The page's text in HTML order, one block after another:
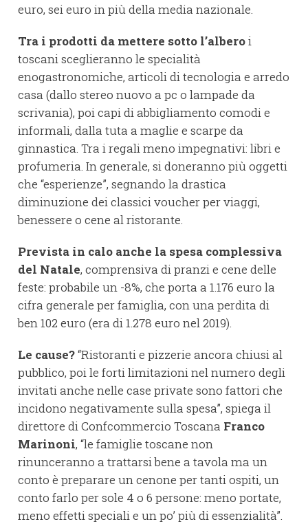
euro, sei euro in più della media nazionale.
Tra i prodotti da mettere sotto l’alberoi
toscani sceglieranno le specialità
enogastronomiche, articoli di tecnologia e arredo
casa (dallo stereo nuovo a pc o lampade da
scrivania), poi capi di abbigliamento comodi e
informali, dalla tuta a maglie e scarpe da
ginnastica. Tra i regali meno impegnativi: libri e
profumeria. In generale, si doneranno più oggetti
che “esperienze”, segnando la drastica
diminuzione dei classici voucher per viaggi,
benessere o cene al ristorante.
Prevista in calo anche la spesa complessiva
del Natale, comprensiva di pranzi e cene delle
feste: probabile un -8%, che porta a 1.176 euro la
cifra generale per famiglia, con una perdita di
ben 102 euro (era di 1.278 euro nel 2019).
Le cause?“Ristoranti e pizzerie ancora chiusi al
pubblico, poi le forti limitazioni nel numero degli
invitati anche nelle case private sono fattori che
incidono negativamente sulla spesa”, spiega il
direttore di Confcommercio Toscana Franco
Marinoni, “le famiglie toscane non
rinunceranno a trattarsi bene a tavola ma un
conto è preparare un cenone per tanti ospiti, un
conto farlo per sole 4 o 6 persone: meno portate,
meno effetti speciali e un po’ più di essenzialità”.